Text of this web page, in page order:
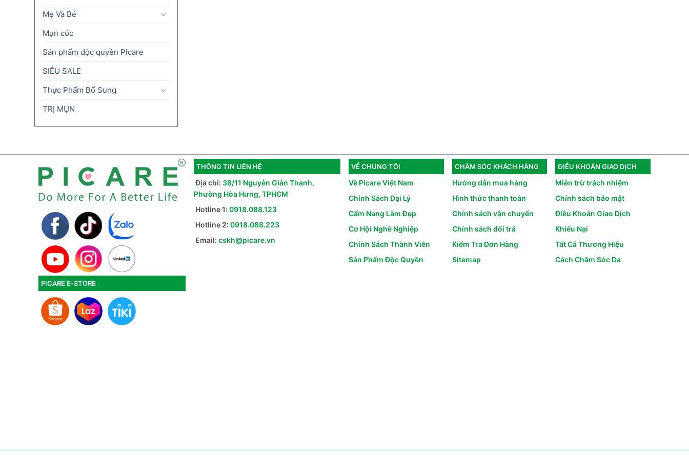
Mẹ Và Bé
Mụn cóc
Sản phẩm độc quyền Picare
SIÊU SALE
Thực Phẩm Bổ Sung
TRỊ MỤN
PICARE E-STORE
THÔNG TIN LIÊN HỆ
Địa chỉ: 38/11 Nguyễn Giản Thanh,
Phường Hòa Hưng, TPHCM
Hotline 1: 0918.088.123
Hotline 2: 0918.088.223
Email: cskh@picare.vn
VỀ CHÚNG TÔI
Về Picare Việt Nam
Chính Sách Đại Lý
Cẩm Nang Làm Đẹp
Cơ Hội Nghề Nghiệp
Chính Sách Thành Viên
Sản Phẩm Độc Quyền
CHĂM SÓC KHÁCH HÀNG
Hướng dẫn mua hàng
Hình thức thanh toán
Chính sách vận chuyển
Chính sách đổi trả
Kiểm Tra Đơn Hàng
Sitemap
ĐIỀU KHOẢN GIAO DỊCH
Miễn trừ trách nhiệm
Chính sách bảo mật
Điều Khoản Giao Dịch
Khiếu Nại
Tất Cả Thương Hiệu
Cách Chăm Sóc Da